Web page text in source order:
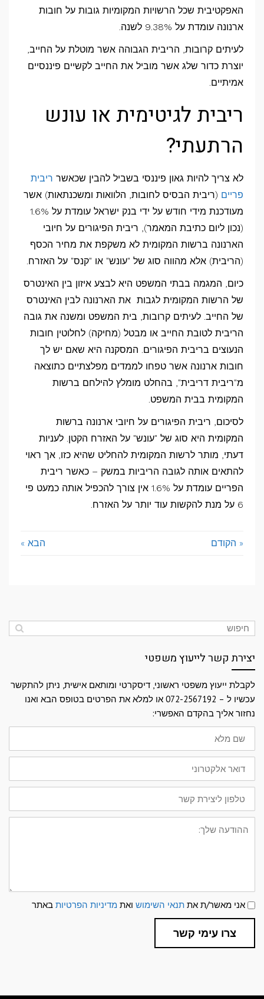
האפקטיבית שכל הרשויות המקומיות גובות על חובות
ארנונה עומדת על 9.38% לשנה.
לעיתים קרובות, הריבית הגבוהה אשר מוטלת על החייב,
יוצרת כדור שלג אשר מוביל את החייב לקשיים פיננסיים
אמיתיים.
ריבית לגיטימית או עונש
הרתעתי?
לא צריך להיות גאון פיננסי בשביל להבין שכאשר ריבית
פריים (ריבית הבסיס לחובות, הלוואות ומשכנתאות) אשר
מעודכנת מידי חודש על ידי בנק ישראל עומדת על 1.6%
(נכון ליום כתיבת המאמר), ריבית הפיגורים על חיובי
הארנונה ברשות המקומית לא משקפת את מחיר הכסף
(הריבית) אלא מהווה סוג של "עונש" או "קנס" על האזרח.
כיום, המגמה בבתי המשפט היא לבצע איזון בין האינטרס
של הרשות המקומית לגבות את הארנונה לבין האינטרס
של החייב. לעיתים קרובות, בית המשפט ומשנה את גובה
הריבית לטובת החייב או מבטל (מחיקה) לחלוטין חובות
הנעוצים בריבית הפיגורים. המסקנה היא שאם יש לך
חובות ארנונה אשר טפחו לממדים מפלצתיים כתוצאה
מ"ריבית דריבית", בהחלט מומלץ להילחם ברשות
המקומית בבית המשפט.
לסיכום, ריבית הפיגורים על חיובי ארנונה ברשות
המקומית היא סוג של "עונש" על האזרח הקטן. לעניות
דעתי, מותר לרשות המקומית להחליט שהיא כזו, אך ראוי
להתאים אותה לגובה הריביות במשק – כאשר ריבית
הפריים עומדת על 1.6% אין צורך להכפיל אותה כמעט פי
6 על מנת להקשות עוד יותר על האזרח.
« הקודם הבא »
יצירת קשר לייעוץ משפטי
לקבלת ייעוץ משפטי ראשוני, דיסקרטי ומותאם אישית, ניתן להתקשר
עכשיו ל – 072-2567192 או למלא את הפרטים בטופס הבא ואנו
נחזור אליך בהקדם האפשרי:
שם
מלא
דואר
אלקטרוני
טלפון
ליצירת
קשר
ההודעה
שלך:
תנאי
שימוש
ומדיניות
פרטיות
אני מאשר/ת את תנאי השימוש ואת מדיניות הפרטיות באתר
צרו עימי קשר